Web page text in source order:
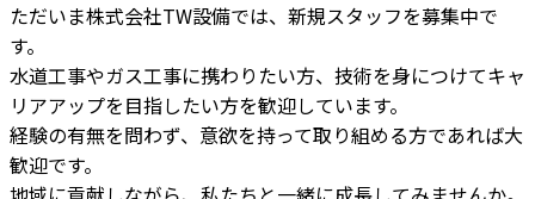
ただいま株式会社TW設備では、新規スタッフを募集中で
す。
水道工事やガス工事に携わりたい方、技術を身につけてキャ
リアアップを目指したい方を歓迎しています。
経験の有無を問わず、意欲を持って取り組める方であれば大
歓迎です。